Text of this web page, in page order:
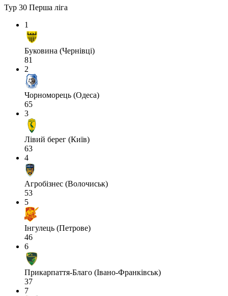
Тур 30 Перша ліга
1
Буковина (Чернівці)
81
2
Чорноморець (Одеса)
65
3
Лівий берег (Київ)
63
4
Агробізнес (Волочиськ)
53
5
Інгулець (Петрове)
46
6
Прикарпаття-Благо (Івано-Франківськ)
37
7